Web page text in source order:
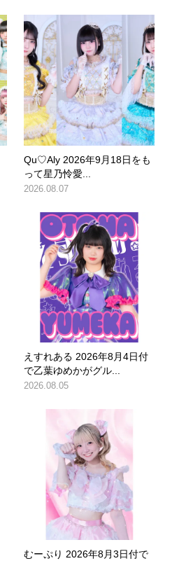
Qu♡Aly 2026年9月18日をも
って星乃怜愛...
2026.08.07
えすれある 2026年8月4日付
で乙葉ゆめかがグル...
2026.08.05
むーぷり 2026年8月3日付で